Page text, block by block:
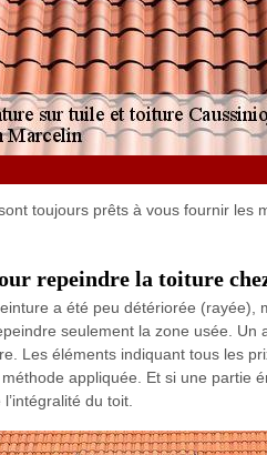
toujours prêts à vous fournir les
repeindre la toiture
a été peu détériorée (rayée),
seulement la zone usée. Un
Les éléments indiquant tous les
appliquée. Et si une partie
du toit.